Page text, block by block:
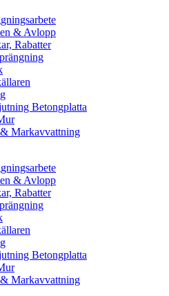
& Avlopp
Rabatter
Betongplatta
Markavvattning
& Avlopp
Rabatter
Betongplatta
Markavvattning